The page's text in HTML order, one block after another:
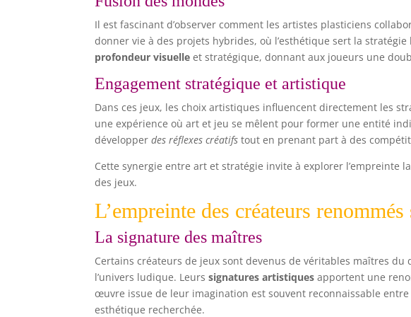
Il est fascinant d’observer comment les artistes plasticiens
donner vie à des projets hybrides, où l’esthétique sert la
profondeur visuelle et stratégique, donnant aux joueurs une
Engagement stratégique et artistique
Dans ces jeux, les choix artistiques influencent directement les
une expérience où art et jeu se mêlent pour former une entité
développerdes réflexes créatifs tout en prenant part à des
Cette synergie entre art et stratégie invite à explorer l’empreinte
des jeux.
L’empreinte des créateurs
La signature des maîtres
Certains créateurs de jeux sont devenus de véritables maîtres
l’univers ludique. Leurssignatures artistiques apportent une
œuvre issue de leur imagination est souvent reconnaissable
esthétique recherchée.